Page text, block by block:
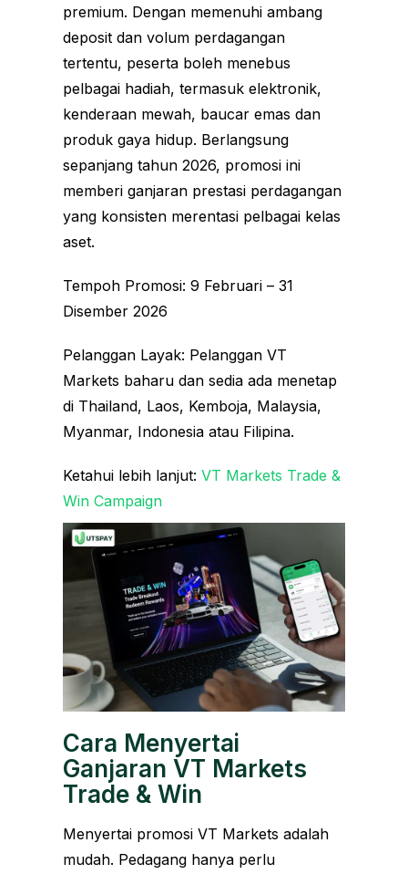
premium. Dengan memenuhi ambang
deposit dan volum perdagangan
tertentu, peserta boleh menebus
pelbagai hadiah, termasuk elektronik,
kenderaan mewah, baucar emas dan
produk gaya hidup. Berlangsung
sepanjang tahun 2026, promosi ini
memberi ganjaran prestasi perdagangan
yang konsisten merentasi pelbagai kelas
aset.
Tempoh Promosi: 9 Februari – 31
Disember 2026
Pelanggan Layak: Pelanggan VT
Markets baharu dan sedia ada menetap
di Thailand, Laos, Kemboja, Malaysia,
Myanmar, Indonesia atau Filipina.
Ketahui lebih lanjut: VT Markets Trade &
Win Campaign
Cara Menyertai
Ganjaran VT Markets
Trade & Win
Menyertai promosi VT Markets adalah
mudah. ​​Pedagang hanya perlu